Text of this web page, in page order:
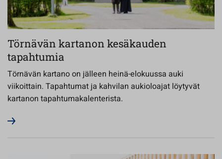
Törnävän kartanon kesäkauden
tapahtumia
Törnävän kartano on jälleen heinä-elokuussa auki
viikoittain. Tapahtumat ja kahvilan aukioloajat löytyvät
kartanon tapahtumakalenterista.